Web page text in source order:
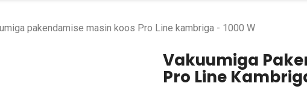
pakendamise masin koos Pro Line kambriga - 1000 W
Vakuumiga
Pro Line